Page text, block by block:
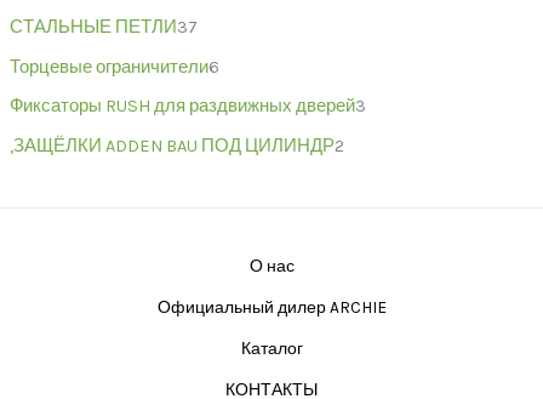
СТАЛЬНЫЕ ПЕТЛИ37
Торцевые ограничители6
Фиксаторы RUSH для раздвижных дверей3
,ЗАЩЁЛКИ ADDEN BAU ПОД ЦИЛИНДР2
О нас
Официальный дилер ARCHIE
Каталог
КОНТАКТЫ